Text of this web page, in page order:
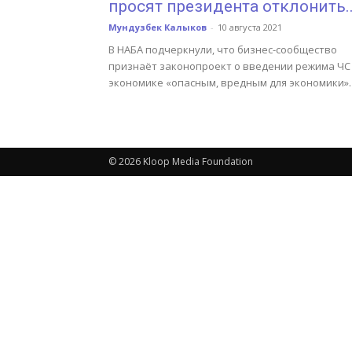
просят президента
Мундузбек Калыков - 10 августа 2021
В НАБА подчеркнули, что бизнес-сообщество
признаёт законопроект о введении режима ЧС
экономике «опасным, вредным для экономики».
© 2026 Kloop Media Foundation